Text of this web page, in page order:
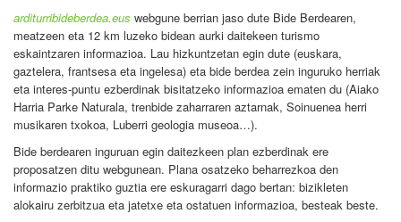
arditurribideberdea.eus webgune berrian jaso dute Bide Berdearen,
meatzeen eta 12 km luzeko bidean aurki daitekeen turismo
eskaintzaren informazioa. Lau hizkuntzetan egin dute (euskara,
gaztelera, frantsesa eta ingelesa) eta bide berdea zein inguruko herriak
eta interes-puntu ezberdinak bisitatzeko informazioa ematen du (Aiako
Harria Parke Naturala, trenbide zaharraren aztarnak, Soinuenea herri
musikaren txokoa, Luberri geologia museoa…).
Bide berdearen inguruan egin daitezkeen plan ezberdinak ere
proposatzen ditu webgunean. Plana osatzeko beharrezkoa den
informazio praktiko guztia ere eskuragarri dago bertan: bizikleten
alokairu zerbitzua eta jatetxe eta ostatuen informazioa, besteak beste.